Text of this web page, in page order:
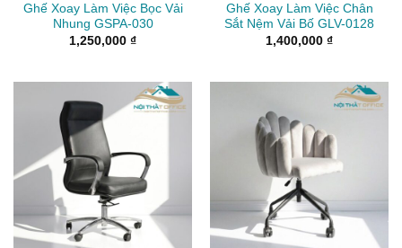
Ghế Xoay Làm Việc Bọc Vải
Nhung GSPA-030
1,250,000 ₫
Ghế Xoay Làm Việc Chân
Sắt Nệm Vải Bố GLV-0128
1,400,000 ₫